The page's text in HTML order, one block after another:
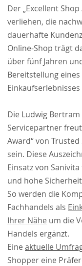
Der „Excellent
verliehen, die
dauerhafte
Online-Shop trägt
über fünf Jahren
Bereitstellung
Die Ludwig
Servicepartner
Award“ von
sein. Diese
Einsatz von
und hohe
So werden die
Fachhandels als
Ihrer Nähe um die
Handels ergänzt.
Eine aktuelle
Shopper eine